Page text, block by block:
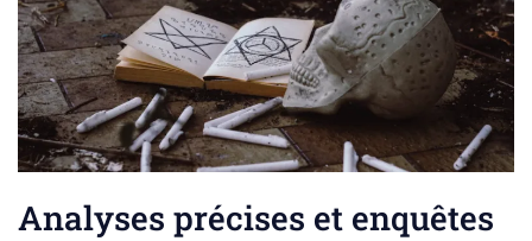
Analyses précises et enquêtes